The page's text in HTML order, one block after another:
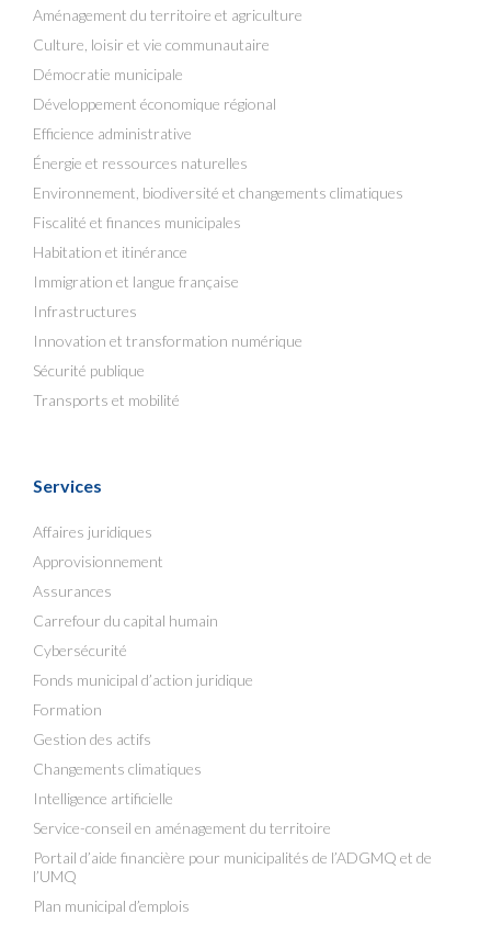
Aménagement du territoire et agriculture
Culture, loisir et vie communautaire
Démocratie municipale
Développement économique régional
Efficience administrative
Énergie et ressources naturelles
Environnement, biodiversité et changements climatiques
Fiscalité et finances municipales
Habitation et itinérance
Immigration et langue française
Infrastructures
Innovation et transformation numérique
Sécurité publique
Transports et mobilité
Services
Affaires juridiques
Approvisionnement
Assurances
Carrefour du capital humain
Cybersécurité
Fonds municipal d’action juridique
Formation
Gestion des actifs
Changements climatiques
Intelligence artificielle
Service-conseil en aménagement du territoire
Portail d’aide financière pour municipalités de l’ADGMQ et de
l’UMQ
Plan municipal d’emplois